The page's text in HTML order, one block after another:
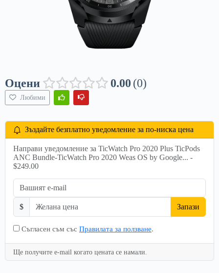
Оцени 0.00 0
Любими
Зъздайте безплатно уведомление за по-ниска цена
Направи уведомление за TicWatch Pro 2020 Plus TicPods
ANC Bundle-TicWatch Pro 2020 Weas OS by Google... -
$249.00
$ Запази
Съгласен съм със Правилата за ползване.
Ще получите e-mail когато цената се намали.